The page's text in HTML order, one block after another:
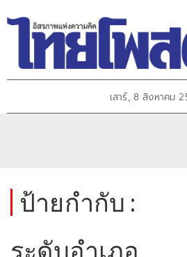
เสาร์, 8 สิงหาคม
ป้ายกำกับ :
ระดับอำเภอ